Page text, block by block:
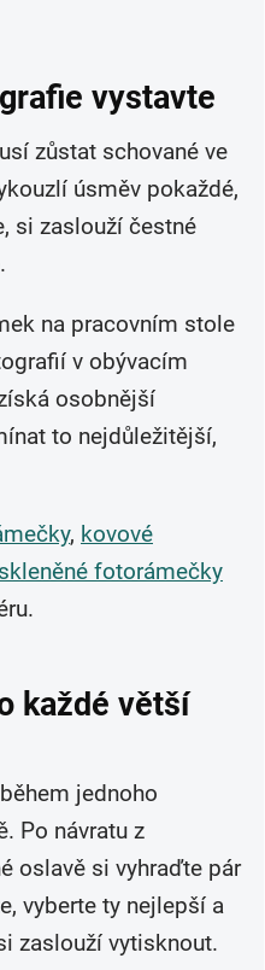
vystavte
zůstat schované ve
úsměv pokaždé,
si zaslouží čestné
na pracovním stole
v obývacím
osobnější
to nejdůležitější,
, kovové
skleněné fotorámečky
každé větší
jednoho
Po návratu z
oslavě si vyhraďte pár
vyberte ty nejlepší a
zaslouží vytisknout.